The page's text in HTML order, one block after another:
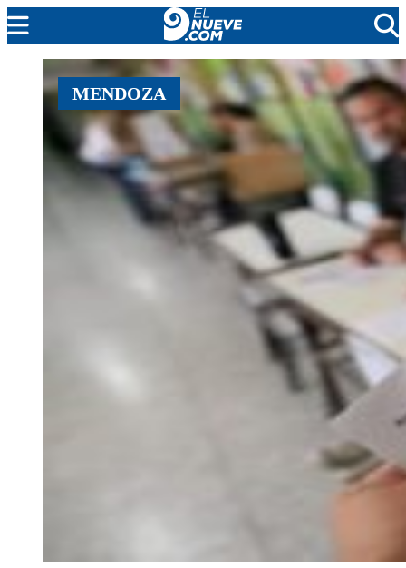
EL NUEVE
SOCIEDAD
POLÍTICA
POLICIALES
EN VIVO
MENDOZA